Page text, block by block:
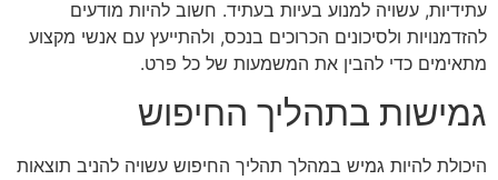
עתידיות, עשויה למנוע בעיות בעתיד. חשוב להיות מודעים
להזדמנויות ולסיכונים הכרוכים בנכס, ולהתייעץ עם אנשי מקצוע
מתאימים כדי להבין את המשמעות של כל פרט.
גמישות בתהליך החיפוש
היכולת להיות גמיש במהלך תהליך החיפוש עשויה להניב תוצאות